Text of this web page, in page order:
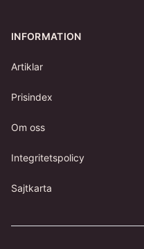
INFORMATION
Artiklar
Prisindex
Om oss
Integritetspolicy
Sajtkarta